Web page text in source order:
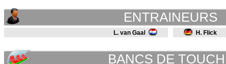
ENTRAINEURS
L. van Gaal H. Flick
BANCS DE